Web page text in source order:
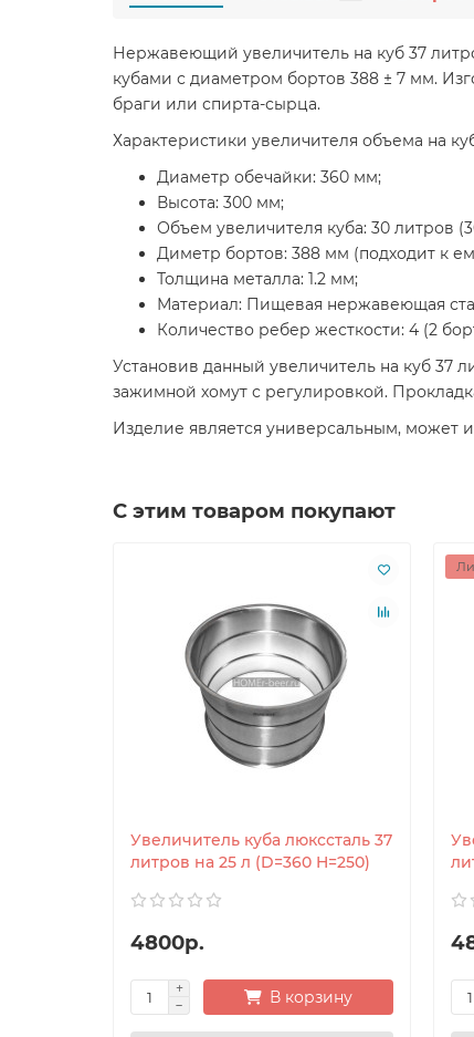
Нержавеющий увеличитель на куб 37
кубами с диаметром бортов 388 ± 7 мм.
браги или спирта-сырца.
Характеристики увеличителя объема на
Диаметр обечайки: 360 мм;
Высота: 300 мм;
Объем увеличителя куба: 30 литров
Диметр бортов: 388 мм (подходит к
Толщина металла: 1.2 мм;
Материал: Пищевая нержавеющая
Количество ребер жесткости: 4 (2
Установив данный увеличитель на куб 37
зажимной хомут с регулировкой.
Изделие является универсальным, может
С этим товаром покупают
Увеличитель куба люкссталь 37
литров на 25 л (D=360 H=250)
4800р.
В корзину